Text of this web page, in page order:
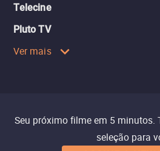
Telecine
Pluto TV
Ver mais
Seu próximo filme em 5 minutos.
seleção para